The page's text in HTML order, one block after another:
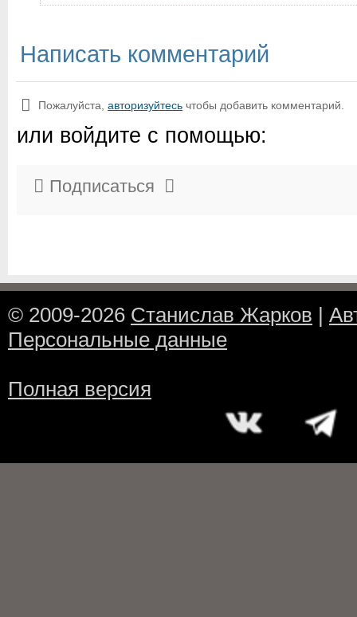
Написать комментарий
Пожалуйста, авторизуйтесь чтобы добавить комментарий.
или войдите с помощью:
Подписаться
© 2009-2026 Станислав Жарков |
Персональные данные
Полная версия